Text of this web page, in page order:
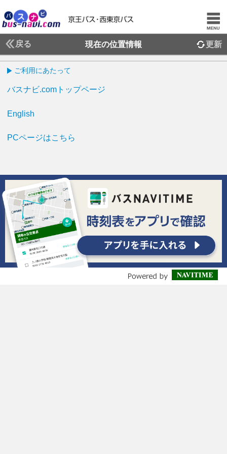
戻る 現在の位置情報 更新
ご利用にあたって
バスナビ.comトップページ
English
PCページはこちら